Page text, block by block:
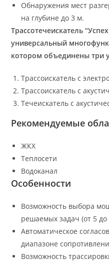
Обнаружения мест
на глубине до 3 м.
Трассотечеискатель
универсальный
котором объединены три
Трассоискатель с
Трассоискатель с
Течеискатель с
Рекомендуемые
ЖКХ
Теплосети
Водоканал
Особенности
Возможность выбора
решаемых задач (от 5 до
Автоматическое
диапазоне
Возможность